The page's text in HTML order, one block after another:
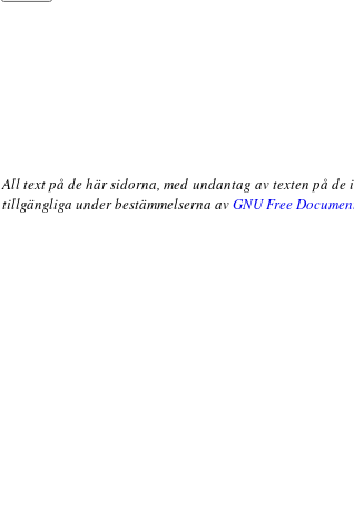
All text på de här sidorna, med undantag av texten på
tillgängliga under bestämmelserna avGNU Free